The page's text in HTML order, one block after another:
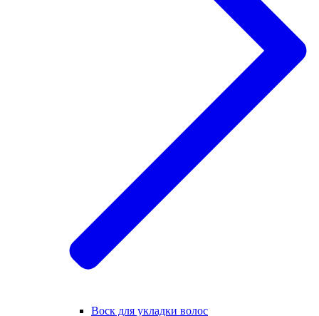
Воск для укладки волос